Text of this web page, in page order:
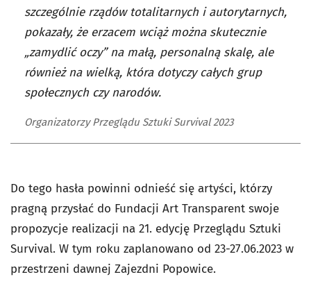
szczególnie rządów totalitarnych i autorytarnych,
pokazały, że erzacem wciąż można skutecznie
„zamydlić oczy” na małą, personalną skalę, ale
również na wielką, która dotyczy całych grup
społecznych czy narodów.
Organizatorzy Przeglądu Sztuki Survival 2023
Do tego hasła powinni odnieść się artyści, którzy
pragną przysłać do Fundacji Art Transparent swoje
propozycje realizacji na 21. edycję Przeglądu Sztuki
Survival. W tym roku zaplanowano od 23-27.06.2023 w
przestrzeni dawnej Zajezdni Popowice.